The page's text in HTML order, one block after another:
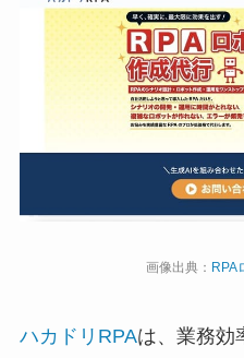
画像出典： RPA
ハカドリRPAは、業務効